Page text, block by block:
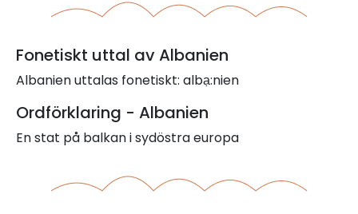
Fonetiskt uttal av Albanien
Albanien uttalas fonetiskt: albạ:nien
Ordförklaring - Albanien
En stat på balkan i sydöstra europa